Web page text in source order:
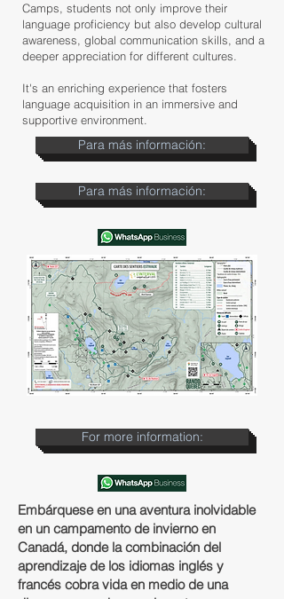
Camps, students not only improve their
language proficiency but also develop cultural
awareness, global communication skills, and a
deeper appreciation for different cultures.
It's an enriching experience that fosters
language acquisition in an immersive and
supportive environment.
Para más información:
Para más información:
For more information:
Embárquese en una aventura inolvidable
en un campamento de invierno en
Canadá, donde la combinación del
aprendizaje de los idiomas inglés y
francés cobra vida en medio de una